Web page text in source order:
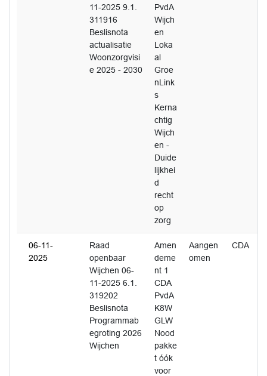
11-2025 9.1.
311916
Beslisnota
actualisatie
Woonzorgvisi
e 2025 - 2030
PvdA
Wijch
en
Loka
al
Groe
nLink
s
Kerna
chtig
Wijch
en -
Duide
lijkhei
d
recht
op
zorg
06-11-
2025
Raad
openbaar
Wijchen 06-
11-2025 6.1.
319202
Beslisnota
Programmab
egroting 2026
Wijchen
Amen
deme
nt 1
CDA
PvdA
K8W
GLW
Nood
pakke
t óók
voor
Aangen
omen
CDA